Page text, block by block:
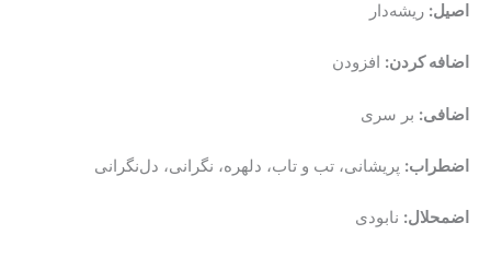
اصیل: ریشه‌دار
اضافه کردن: افزودن
اضافی: بر سری
اضطراب: پریشانی، تب و تاب، دلهره، نگرانی، دل‌نگرانی
اضمحلال: نابودی